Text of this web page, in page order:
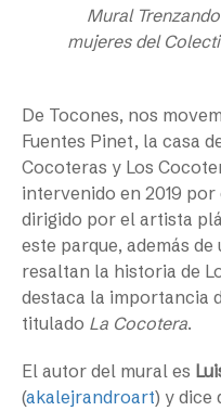
Mural
mujeres del
De Tocones, nos
Fuentes Pinet, la casa
Cocoteras y Los
intervenido en 2019
dirigido por el artista
este parque, además
resaltan la historia de
destaca la importancia
titulado La Cocotera.
El autor del mural es
(akalejrandroart) y dice